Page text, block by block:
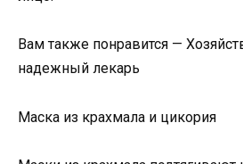
Вам также понравится —
надежный лекарь
Маска из крахмала и цикория